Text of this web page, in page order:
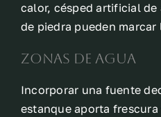
calor, césped artificial
de piedra pueden
Zonas de agua
Incorporar una fuente
estanque aporta